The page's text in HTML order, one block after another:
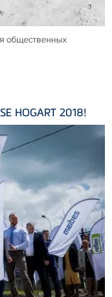
общественных
HOGART 2018!